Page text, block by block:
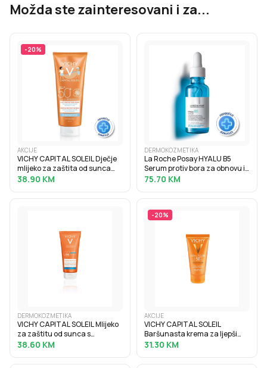
Možda ste zainteresovani i za...
-20%
AKCIJE
VICHY CAPITAL SOLEIL Dječje
mlijeko za zaštita od sunca
SPF50+, 300 ml
38.90 KM
DERMOKOZMETIKA
La Roche Posay HYALU B5
Serum protiv bora za obnovu i
punoću kože s hijaluronskom
75.70 KM
DERMOKOZMETIKA
VICHY CAPITAL SOLEIL Mlijeko
za zaštitu od sunca s
hidratacijskom hijaluronskom
38.60 KM
-20%
AKCIJE
VICHY CAPITAL SOLEIL
Baršunasta krema za ljepši
izgled kože, normalna do suha
31.30 KM